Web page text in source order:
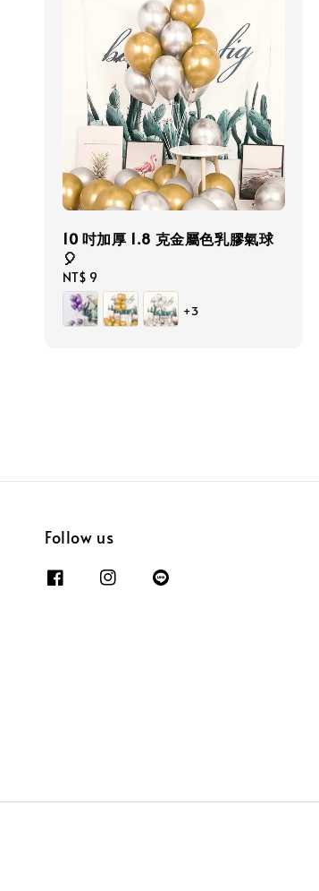
10 吋加厚 1.8 克金屬色乳膠氣球
🎈
Regular
price
NT$ 9
+3
Follow us